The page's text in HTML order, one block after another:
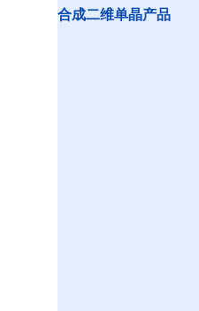
合成二维单晶产品